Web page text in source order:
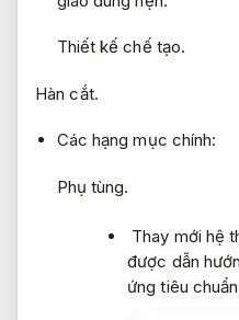
Thiết kế chế tạo.
Hàn cắt.
Các hạng mục chính:
Phụ tùng.
Thay mới hệ
được dẫn
ứng tiêu